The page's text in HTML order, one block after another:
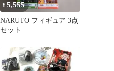
¥5,555
NARUTO フィギュア 3点
セット